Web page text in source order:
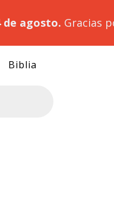
de agosto. Gracias
Biblia